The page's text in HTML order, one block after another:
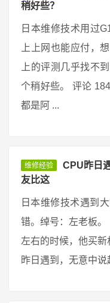
稍好些？
日本维修技术用过
上上网也能应付，
上的评测几乎找不
个稍好些。 评论
都是阿 ...
维修经验
CPU昨日
友比这
日本维修技术遇到
错。绰号：左老板
左右的时候，他买新
昨日遇到，无意中